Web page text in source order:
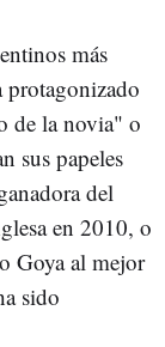
más
protagonizado
de la novia" o
sus papeles
del
en 2010, o
Goya al mejor
sido